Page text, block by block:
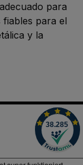
para
para el
y la